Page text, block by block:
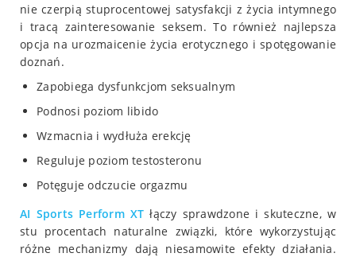
nie czerpią stuprocentowej satysfakcji z życia intymnego
i tracą zainteresowanie seksem. To również najlepsza
opcja na urozmaicenie życia erotycznego i spotęgowanie
doznań.
Zapobiega dysfunkcjom seksualnym
Podnosi poziom libido
Wzmacnia i wydłuża erekcję
Reguluje poziom testosteronu
Potęguje odczucie orgazmu
AI Sports Perform XTłączy sprawdzone i skuteczne, w
stu procentach naturalne związki, które wykorzystując
różne mechanizmy dają niesamowite efekty działania.